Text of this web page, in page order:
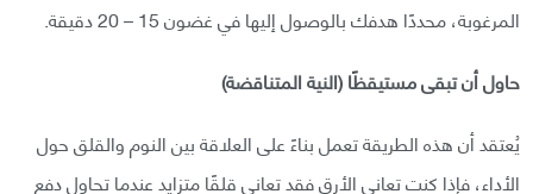
المرغوبة، محددًا هدفك بالوصول إليها في غضون 15 – 20 دقيقة.
حاول أن تبقى مستيقظًا (النية المتناقضة)
يُعتقد أن هذه الطريقة تعمل بناءً على العلاقة بين النوم والقلق حول
الأداء، فإذا كنت تعاني الأرق فقد تعاني قلقًا متزايد عندما تحاول دفع